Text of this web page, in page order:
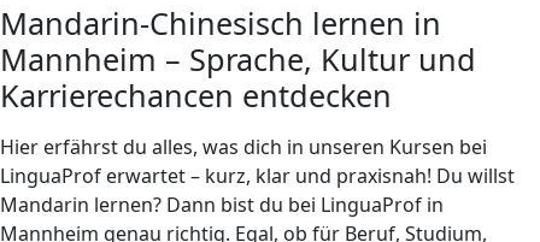
Mandarin-Chinesisch lernen in
Mannheim – Sprache, Kultur und
Karrierechancen entdecken
Hier erfährst du alles, was dich in unseren Kursen bei
LinguaProf erwartet – kurz, klar und praxisnah! Du willst
Mandarin lernen? Dann bist du bei LinguaProf in
Mannheim genau richtig. Egal, ob für Beruf, Studium,